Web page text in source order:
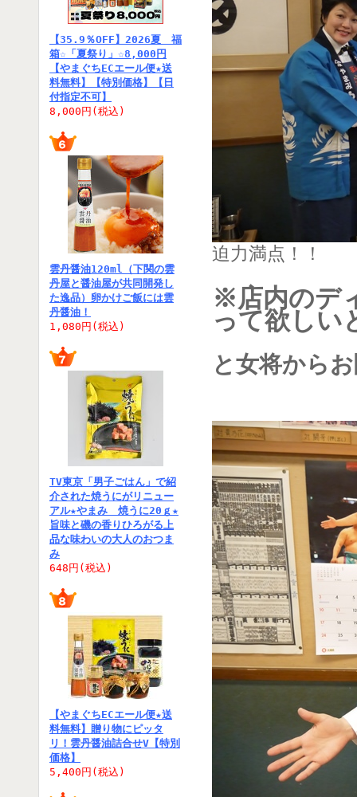
【35.9％OFF】2026夏 福
箱☆「夏祭り」☆8,000円
【やまぐちECエール便★送
料無料】【特別価格】【日
付指定不可】
8,000円(税込)
雲丹醤油120ml（下関の雲
丹屋と醤油屋が共同開発し
た逸品）卵かけご飯には雲
丹醤油！
1,080円(税込)
TV東京「男子ごはん」で紹
介された焼うにがリニュー
アル★やまみ 焼うに20ｇ★
旨味と磯の香りひろがる上
品な味わいの大人のおつま
み
648円(税込)
【やまぐちECエール便★送
料無料】贈り物にピッタ
リ！雲丹醤油詰合せV【特別
価格】
5,400円(税込)
迫力満点！！
※店内のデ
って欲しい
と女将から